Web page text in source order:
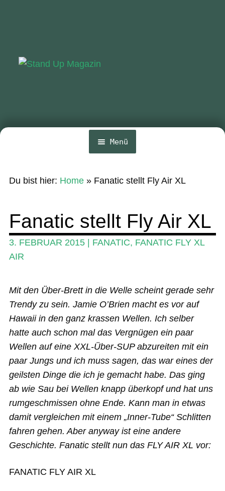
Menü
SUP-Events
Stand Up Magazin TV
SPOT FINDER
Mein Konto
Du bist hier: Home» Fanatic stellt Fly Air XL
Fanatic stellt Fly Air XL
3. FEBRUAR 2015| FANATIC, FANATIC FLY XL
AIR
Mit den Über-Brett in die Welle scheint gerade sehr
Trendy zu sein. Jamie O’Brien macht es vor auf
Hawaii in den ganz krassen Wellen. Ich selber
hatte auch schon mal das Vergnügen ein paar
Wellen auf eine XXL-Über-SUP abzureiten mit ein
paar Jungs und ich muss sagen, das war eines der
geilsten Dinge die ich je gemacht habe. Das ging
ab wie Sau bei Wellen knapp überkopf und hat uns
rumgeschmissen ohne Ende. Kann man in etwas
damit vergleichen mit einem „Inner-Tube“ Schlitten
fahren gehen. Aber anyway ist eine andere
Geschichte. Fanatic stellt nun das FLY AIR XL vor:
FANATIC FLY AIR XL